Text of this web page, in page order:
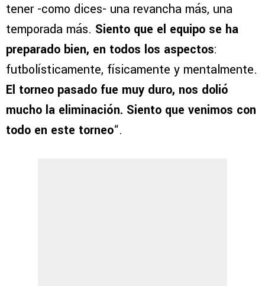
tener -como dices- una revancha más, una
temporada más. Siento que el equipo se ha
preparado bien, en todos los aspectos:
futbolísticamente, físicamente y mentalmente.
El torneo pasado fue muy duro, nos dolió
mucho la eliminación. Siento que venimos con
todo en este torneo“.